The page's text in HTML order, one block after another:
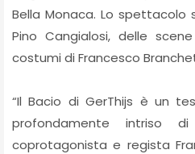
Bella Monaca. Lo spettacolo
Pino Cangialosi, delle
costumi di Francesco
“Il Bacio di GerThijs è un
profondamente intriso
coprotagonista e regista